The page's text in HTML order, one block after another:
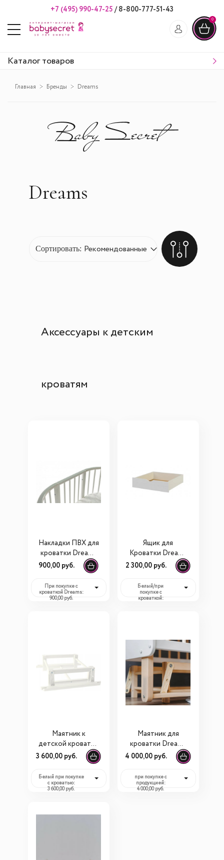
+7 (495) 990-47-25 /8-800-777-51-43
0
Каталог товаров
Главная Бренды Dreams
Dreams
Сортировать:
Аксессуары к детским
кроватям
Накладки ПВХ для
кроватки Dreams
Standart
900,00 руб.
При покупке с
кроваткой Dreams:
900,00 руб.
Ящик для
Кроватки Dreams
Smart
2 300,00 руб.
Белый/при
покупке с
кроваткой:
Маятник к
детской кроватке
Dreams
3 600,00 руб.
Белый при покупке
с кроватью:
3 600,00 руб.
Маятник для
кроватки Dreams
Лея/Софт
4 000,00 руб.
при покупке с
продукцией:
4 000,00 руб.